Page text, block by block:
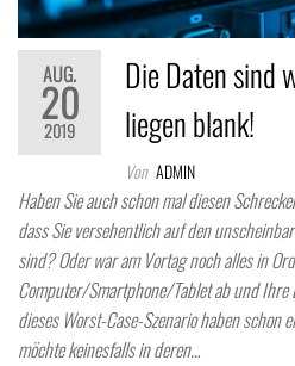
AUG.
20
2019
Die Daten sind
liegen blank!
Von ADMIN
Haben Sie auch schon mal diesen
dass Sie versehentlich auf den
sind? Oder war am Vortag noch alles in
Computer/Smartphone/Tablet ab und Ihre
dieses Worst-Case-Szenario haben schon
möchte keinesfalls in deren…